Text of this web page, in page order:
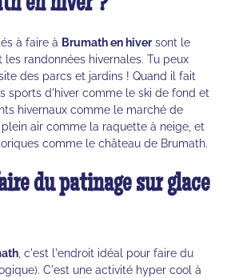
à faire à Brumath en hiversont le
randonnées hivernales. Tu peux
des parcs et jardins ! Quand il fait
sports d'hiver comme le ski de fond et
hivernaux comme le marché de
air comme la raquette à neige, et
comme le château de Brumath.
du patinage sur glace
, c'est l'endroit idéal pour faire du
C'est une activité hyper cool à